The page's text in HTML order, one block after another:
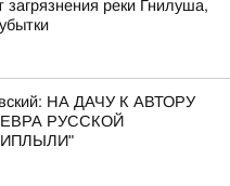
загрязнения реки Гнилуша,
НА ДАЧУ К АВТОРУ
РУССКОЙ